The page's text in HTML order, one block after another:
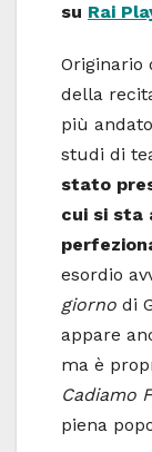
su Rai
Originario
della
più
studi di
stato
cui si sta
esordio
giorno di
appare
ma è
Cadiamo
piena